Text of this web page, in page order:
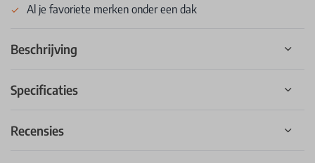
Al je favoriete merken onder een dak
Beschrijving
Specificaties
Recensies